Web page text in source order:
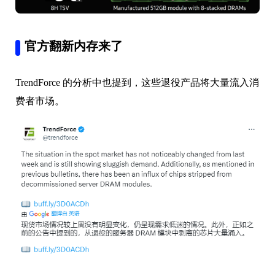
官方翻新内存来了
TrendForce 的分析中也提到，这些退役产品将大量流入消
费者市场。